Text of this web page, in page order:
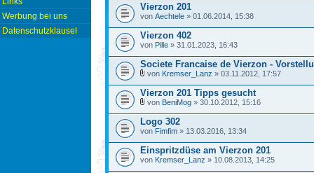
Werbung bei uns
Datenschutzklausel
Vierzon 201
von Aechtele » 01.06.2014, 15:38
Vierzon 402
von Pille » 31.01.2023, 16:43
Societe Francaise de Vierzon -
von Kremser_Lanz » 03.11.2012, 17:57
Vierzon 201 Tipps gesucht
von BeniMog » 30.10.2012, 15:16
Logo 302
von Fimfim » 13.03.2016, 13:34
Einspritzdüse am Vierzon 201
von Kremser_Lanz » 10.08.2013, 14:25